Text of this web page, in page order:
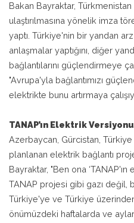
Bakan Bayraktar, Türkmenistan
ulaştırılmasına yönelik imza
yaptı. Türkiye'nin bir yandan
anlaşmalar yaptığını, diğer
bağlantılarını güçlendirmeye
"Avrupa'yla bağlantımızı
elektrikte bunu artırmaya
TANAP’ın Elektrik Versiyonu
Azerbaycan, Gürcistan,
planlanan elektrik bağlantı
Bayraktar, "Ben ona
TANAP projesi gibi gazı değil,
Türkiye'ye ve Türkiye
önümüzdeki haftalarda ve